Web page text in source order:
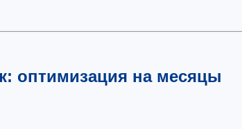
оптимизация на месяцы